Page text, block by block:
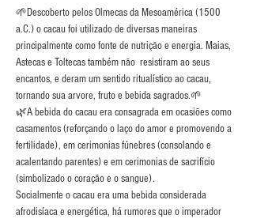
🌱Descoberto pelos Olmecas da Mesoamérica (1500
a.C.) o cacau foi utilizado de diversas maneiras
principalmente como fonte de nutrição e energia. Maias,
Astecas e Toltecas também não  resistiram ao seus
encantos, e deram um sentido ritualístico ao cacau,
tornando sua arvore, fruto e bebida sagrados.🌱
🌿A bebida do cacau era consagrada em ocasiões como
casamentos (reforçando o laço do amor e promovendo a
fertilidade), em cerimonias fúnebres (consolando e
acalentando parentes) e em cerimonias de sacrifício
(simbolizado o coração e o sangue).
Socialmente o cacau era uma bebida considerada
afrodisíaca e energética, há rumores que o imperador